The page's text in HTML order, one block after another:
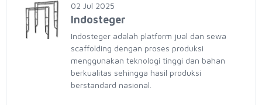
02 Jul 2025
Indosteger
Indosteger adalah platform jual dan sewa
scaffolding dengan proses produksi
menggunakan teknologi tinggi dan bahan
berkualitas sehingga hasil produksi
berstandard nasional.